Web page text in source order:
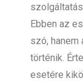
Ebben az
szó, hanem
történik.
esetére